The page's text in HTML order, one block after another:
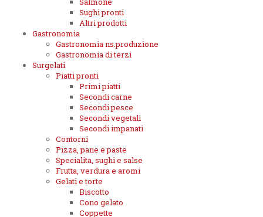
Sughi pronti
Altri prodotti
Gastronomia
Gastronomia ns.produzione
Gastronomia di terzi
Surgelati
Piatti pronti
Primi piatti
Secondi carne
Secondi pesce
Secondi vegetali
Secondi impanati
Contorni
Pizza, pane e paste
Specialita, sughi e salse
Frutta, verdura e aromi
Gelati e torte
Biscotto
Cono gelato
Coppette